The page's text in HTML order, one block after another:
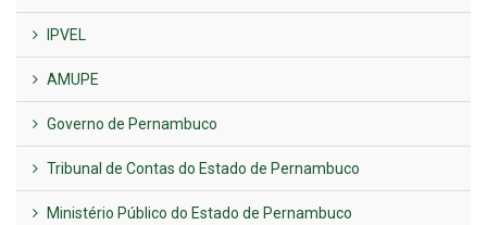
IPVEL
AMUPE
Governo de Pernambuco
Tribunal de Contas do Estado de Pernambuco
Ministério Público do Estado de Pernambuco